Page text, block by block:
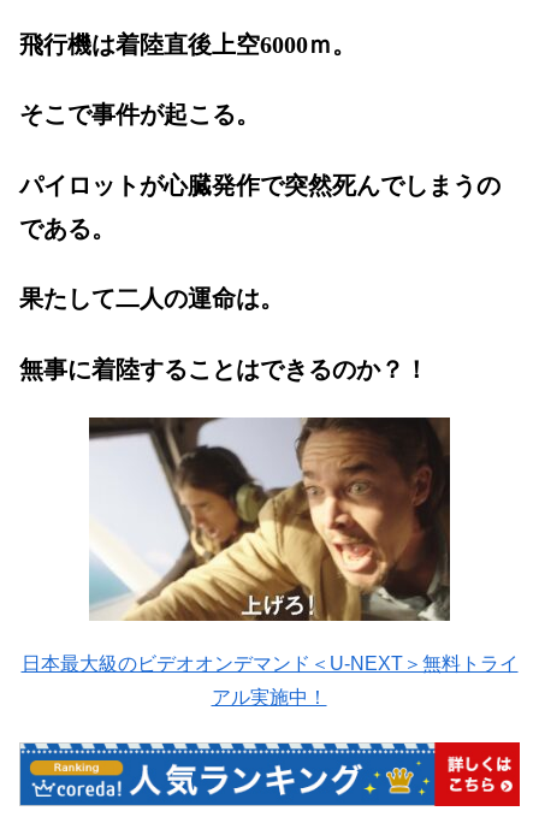
飛行機は着陸直後上空6000ｍ。
そこで事件が起こる。
パイロットが心臓発作で突然死んでしまうの
である。
果たして二人の運命は。
無事に着陸することはできるのか？！
日本最大級のビデオオンデマンド＜U-NEXT＞無料トライ
アル実施中！